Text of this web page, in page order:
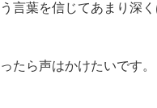
言葉を信じてあまり深
たら声はかけたいです。